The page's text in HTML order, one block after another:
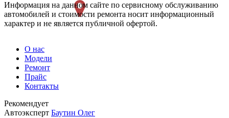
Информация на данном сайте по сервисному обслуживанию
автомобилей и стоимости ремонта носит информационный
характер и не является публичной офертой.
О нас
Модели
Ремонт
Прайс
Контакты
Рекомендует
Автоэксперт Баутин Олег